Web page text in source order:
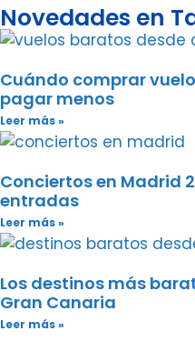
Novedades en
Cuándo comprar
pagar menos
Leer más »
Conciertos en Madrid
entradas
Leer más »
Los destinos más
Gran Canaria
Leer más »